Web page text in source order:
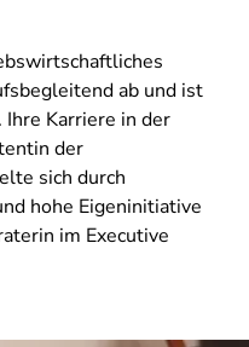
ab und ist
Karriere in der
der
sich durch
hohe Eigeninitiative
im Executive